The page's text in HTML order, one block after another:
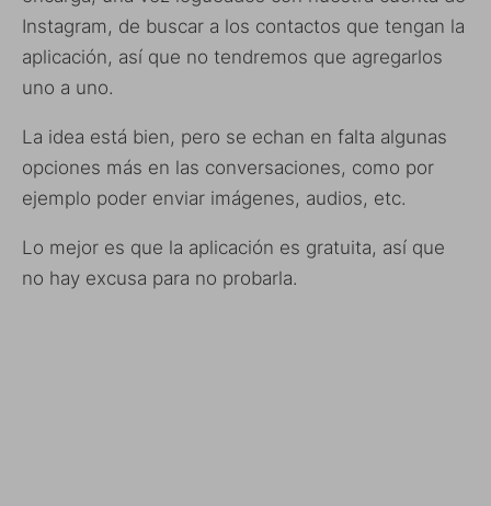
Instagram, de buscar a los contactos que tengan la
aplicación, así que no tendremos que agregarlos
uno a uno.
La idea está bien, pero se echan en falta algunas
opciones más en las conversaciones, como por
ejemplo poder enviar imágenes, audios, etc.
Lo mejor es que la aplicación es gratuita, así que
no hay excusa para no probarla.